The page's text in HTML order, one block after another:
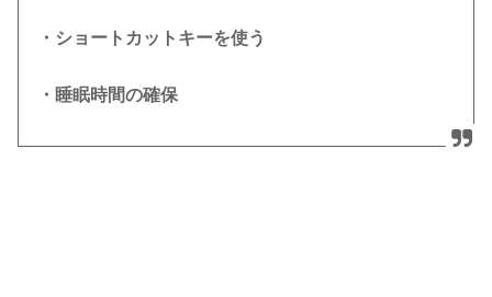
・ショートカットキーを使う
・睡眠時間の確保